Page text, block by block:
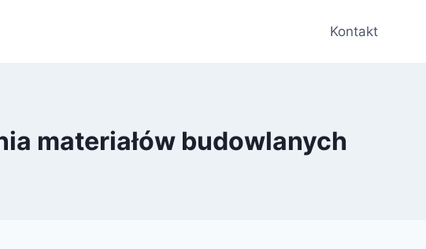
Kontakt
materiałów budowlanych